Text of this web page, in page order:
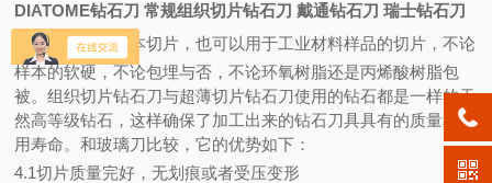
DIATOME钻石刀 常规组织切片钻石刀 戴通钻石刀 瑞士钻石刀
即可用来生物样本切片，也可以用于工业材料样品的切片，不论
样本的软硬，不论包埋与否，不论环氧树脂还是丙烯酸树脂包
被。组织切片钻石刀与超薄切片钻石刀使用的钻石都是一样的天
然高等级钻石，这样确保了加工出来的钻石刀具具有的质量和使
用寿命。和玻璃刀比较，它的优势如下：
4.1切片质量完好，无划痕或者受压变形